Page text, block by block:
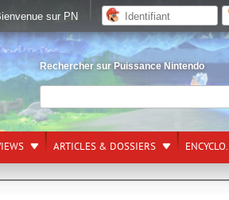
Rechercher sur Puissance Nintendo
ARTICLES & DOSSIERS ENCYCLO.
sur PN